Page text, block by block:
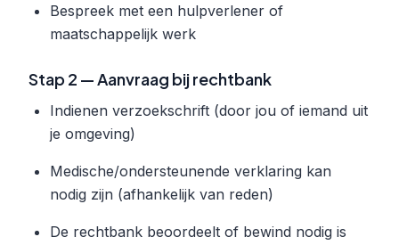
Bespreek met een hulpverlener of
maatschappelijk werk
Stap 2 — Aanvraag bij rechtbank
Indienen verzoekschrift (door jou of iemand uit
je omgeving)
Medische/ondersteunende verklaring kan
nodig zijn (afhankelijk van reden)
De rechtbank beoordeelt of bewind nodig is